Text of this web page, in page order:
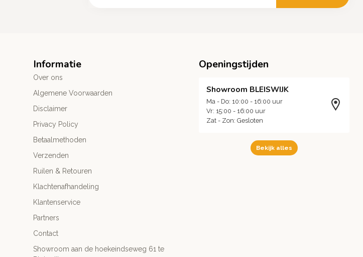
Informatie
Over ons
Algemene Voorwaarden
Disclaimer
Privacy Policy
Betaalmethoden
Verzenden
Ruilen & Retouren
Klachtenafhandeling
Klantenservice
Partners
Contact
Showroom aan de hoekeindseweg 61 te
Openingstijden
Showroom BLEISWIJK
Ma - Do: 10:00 - 16:00 uur
Vr: 15:00 - 16:00 uur
Zat - Zon: Gesloten
Bekijk alles